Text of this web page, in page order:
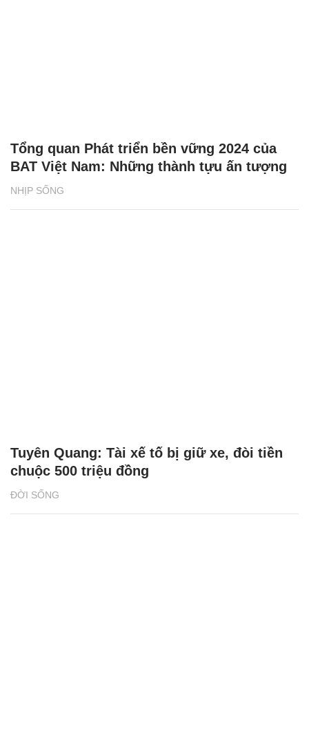
NHỊP SỐNG
Tổng quan Phát triển bền vững 2024 của
BAT Việt Nam: Những thành tựu ấn tượng
ĐỜI SỐNG
Tuyên Quang: Tài xế tố bị giữ xe, đòi tiền
chuộc 500 triệu đồng